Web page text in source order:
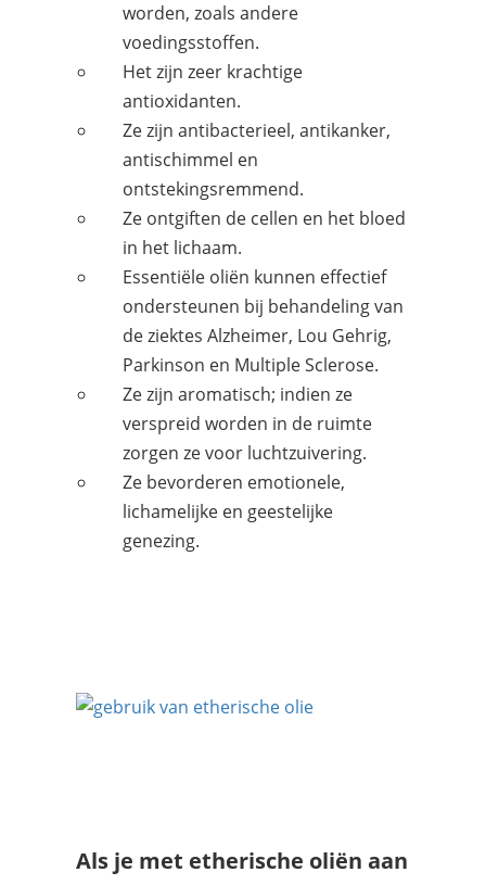
worden, zoals andere
voedingsstoffen.
Het zijn zeer krachtige
antioxidanten.
Ze zijn antibacterieel, antikanker,
antischimmel en
ontstekingsremmend.
Ze ontgiften de cellen en het bloed
in het lichaam.
Essentiële oliën kunnen effectief
ondersteunen bij behandeling van
de ziektes Alzheimer, Lou Gehrig,
Parkinson en Multiple Sclerose.
Ze zijn aromatisch; indien ze
verspreid worden in de ruimte
zorgen ze voor luchtzuivering.
Ze bevorderen emotionele,
lichamelijke en geestelijke
genezing.
Als je met etherische oliën aan